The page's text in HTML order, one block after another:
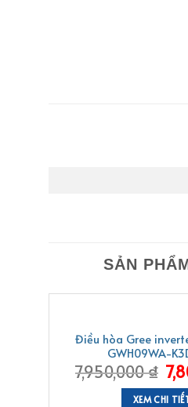
SẢN
Điều hòa Gree
GWH09WA-
7,950,000₫
XEM CHI